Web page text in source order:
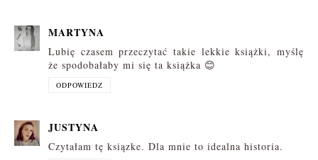
MARTYNA
Lubię czasem przeczytać takie lekkie książki, myślę
że spodobałaby mi się ta książka 😊
ODPOWIEDZ
JUSTYNA
Czytałam tę ksiązke. Dla mnie to idealna historia.